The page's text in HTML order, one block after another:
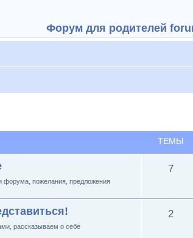
Форум для родителей
ТЕМЫ
форума, пожелания, предложения
7
рассказываем о себе
2